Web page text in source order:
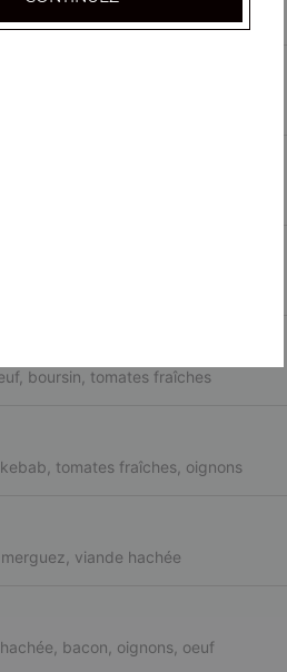
boursin, tomates fraîches
tomates fraîches, oignons
viande hachée
bacon, oignons, oeuf